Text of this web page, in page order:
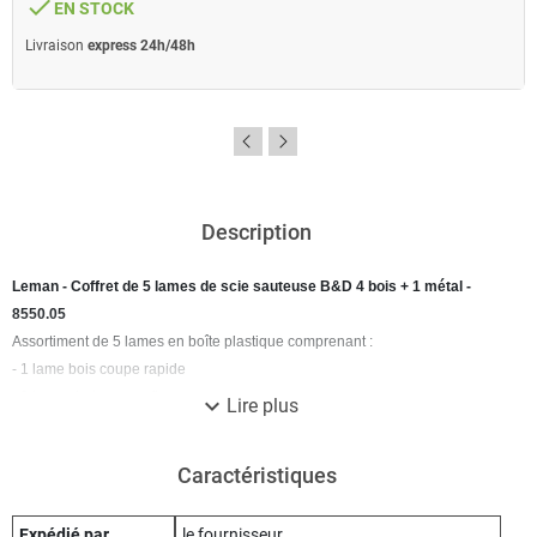
done EN STOCK
Livraison express 24h/48h
Description
Leman - Coffret de 5 lames de scie sauteuse B&D 4 bois + 1 métal -
8550.05
Assortiment de 5 lames en boîte plastique comprenant :
- 1 lame bois coupe rapide
expand_more Lire plus
Caractéristiques